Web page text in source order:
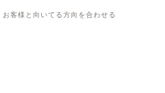
お客様と向いてる方向を合わせる